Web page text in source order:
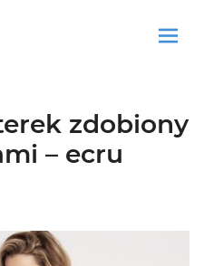
zdobiony
– ecru